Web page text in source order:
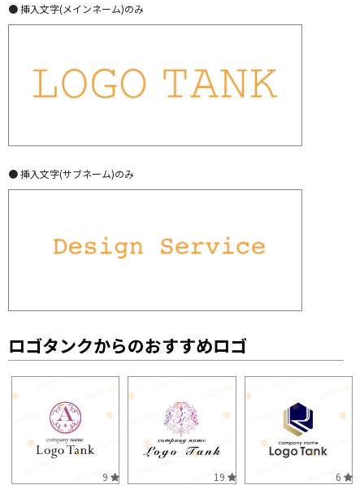
● 挿入文字(メインネーム)のみ
● 挿入文字(サブネーム)のみ
ロゴタンクからのおすすめロゴ
9 19 6